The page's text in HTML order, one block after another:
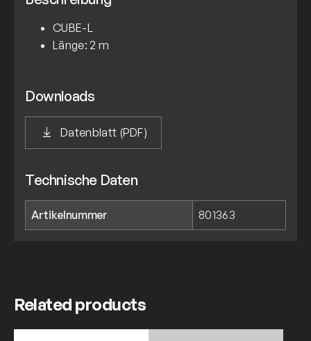
CUBE-L
Länge: 2 m
Downloads
Datenblatt (PDF)
Technische Daten
Artikelnummer 801363
Related products